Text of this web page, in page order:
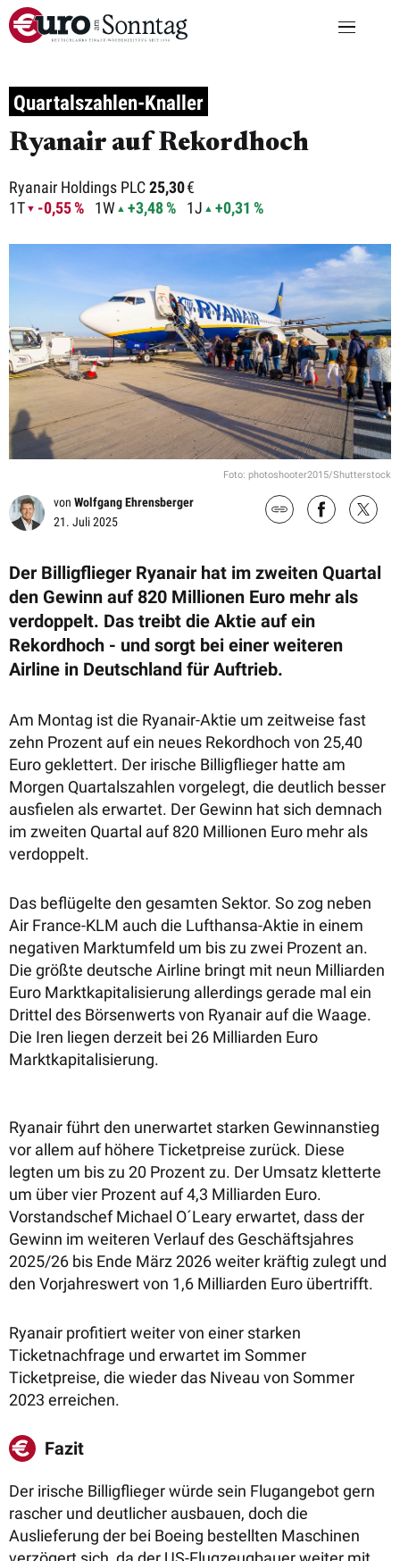
Quartalszahlen-Knaller
Ryanair auf Rekordhoch
Ryanair Holdings PLC25,30€
1T
-0,55 % 1W +3,48 % 1J +0,31 %
Foto: photoshooter2015/Shutterstock
von Wolfgang Ehrensberger
21. Juli 2025
Der Billigflieger Ryanair hat im zweiten Quartal
den Gewinn auf 820 Millionen Euro mehr als
verdoppelt. Das treibt die Aktie auf ein
Rekordhoch - und sorgt bei einer weiteren
Airline in Deutschland für Auftrieb.
Am Montag ist die Ryanair-Aktie um zeitweise fast
zehn Prozent auf ein neues Rekordhoch von 25,40
Euro geklettert. Der irische Billigflieger hatte am
Morgen Quartalszahlen vorgelegt, die deutlich besser
ausfielen als erwartet. Der Gewinn hat sich demnach
im zweiten Quartal auf 820 Millionen Euro mehr als
verdoppelt.
Das beflügelte den gesamten Sektor. So zog neben
Air France-KLM auch die Lufthansa-Aktie in einem
negativen Marktumfeld um bis zu zwei Prozent an.
Die größte deutsche Airline bringt mit neun Milliarden
Euro Marktkapitalisierung allerdings gerade mal ein
Drittel des Börsenwerts von Ryanair auf die Waage.
Die Iren liegen derzeit bei 26 Milliarden Euro
Marktkapitalisierung.
Ryanair führt den unerwartet starken Gewinnanstieg
vor allem auf höhere Ticketpreise zurück. Diese
legten um bis zu 20 Prozent zu. Der Umsatz kletterte
um über vier Prozent auf 4,3 Milliarden Euro.
Vorstandschef Michael O´Leary erwartet, dass der
Gewinn im weiteren Verlauf des Geschäftsjahres
2025/26 bis Ende März 2026 weiter kräftig zulegt und
den Vorjahreswert von 1,6 Milliarden Euro übertrifft.
Ryanair profitiert weiter von einer starken
Ticketnachfrage und erwartet im Sommer
Ticketpreise, die wieder das Niveau von Sommer
2023 erreichen.
Fazit
Der irische Billigflieger würde sein Flugangebot gern
rascher und deutlicher ausbauen, doch die
Auslieferung der bei Boeing bestellten Maschinen